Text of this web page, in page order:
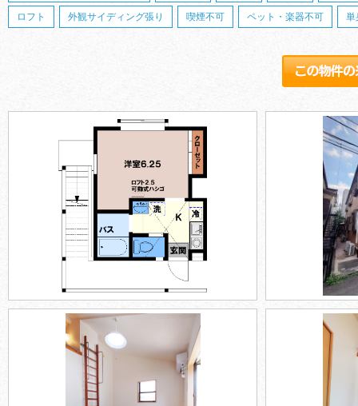
ロフト 外観サイディング張り 喫煙不可 ペット・楽器不可 単